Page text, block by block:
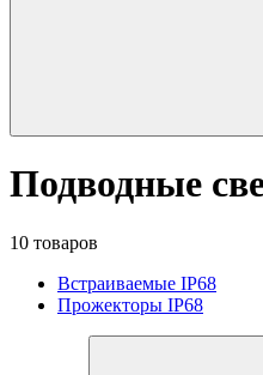
Подводные
10 товаров
Встраиваемые IP68
Прожекторы IP68